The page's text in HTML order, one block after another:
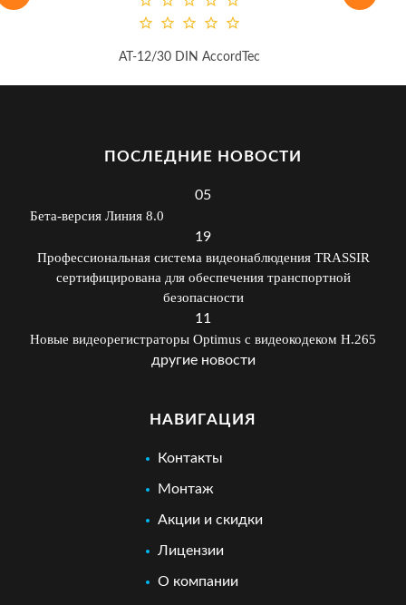
AT-12/30 DIN AccordTec
ПОСЛЕДНИЕ НОВОСТИ
05
Бета-версия Линия 8.0
19
Профессиональная система видеонаблюдения TRASSIR
сертифицирована для обеспечения транспортной
безопасности
11
Новые видеорегистраторы Optimus с видеокодеком H.265
другие новости
НАВИГАЦИЯ
Контакты
Монтаж
Акции и скидки
Лицензии
О компании